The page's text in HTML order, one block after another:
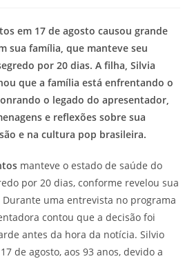
em 17 de agosto causou grande
sua família, que manteve seu
por 20 dias. A filha, Silvia
que a família está enfrentando o
o legado do apresentador,
e reflexões sobre sua
e na cultura pop brasileira.
manteve o estado de saúde do
por 20 dias, conforme revelou sua
uma entrevista no programa
contou que a decisão foi
antes da hora da notícia. Silvio
de agosto, aos 93 anos, devido a